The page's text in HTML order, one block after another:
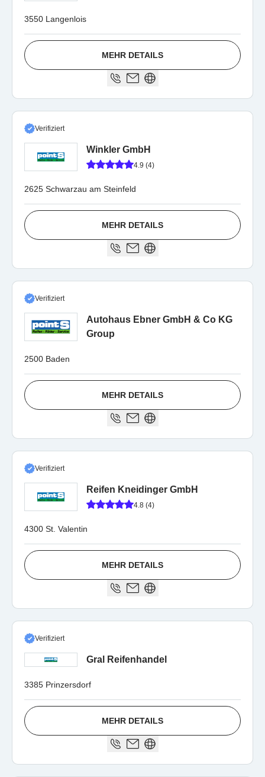
3550 Langenlois
MEHR DETAILS
Verifiziert
Winkler GmbH
4.9 (4)
2625 Schwarzau am Steinfeld
MEHR DETAILS
Verifiziert
Autohaus Ebner GmbH & Co KG
Group
2500 Baden
MEHR DETAILS
Verifiziert
Reifen Kneidinger GmbH
4.8 (4)
4300 St. Valentin
MEHR DETAILS
Verifiziert
Gral Reifenhandel
3385 Prinzersdorf
MEHR DETAILS